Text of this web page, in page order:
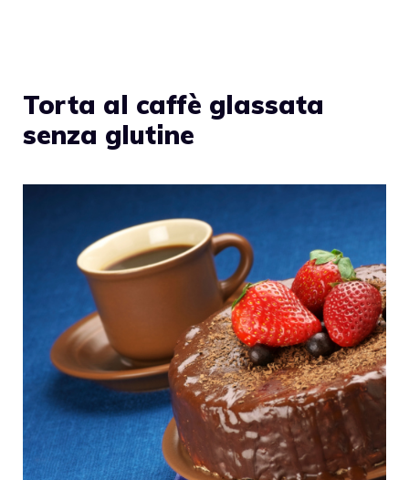
Torta al caffè glassata
senza glutine